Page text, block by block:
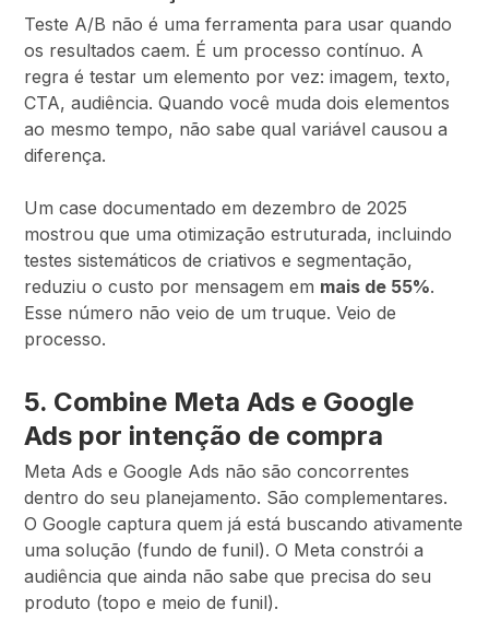
Teste A/B não é uma ferramenta para usar quando
os resultados caem. É um processo contínuo. A
regra é testar um elemento por vez: imagem, texto,
CTA, audiência. Quando você muda dois elementos
ao mesmo tempo, não sabe qual variável causou a
diferença.
Um case documentado em dezembro de 2025
mostrou que uma otimização estruturada, incluindo
testes sistemáticos de criativos e segmentação,
reduziu o custo por mensagem em mais de 55%.
Esse número não veio de um truque. Veio de
processo.
5. Combine Meta Ads e Google
Ads por intenção de compra
Meta Ads e Google Ads não são concorrentes
dentro do seu planejamento. São complementares.
O Google captura quem já está buscando ativamente
uma solução (fundo de funil). O Meta constrói a
audiência que ainda não sabe que precisa do seu
produto (topo e meio de funil).